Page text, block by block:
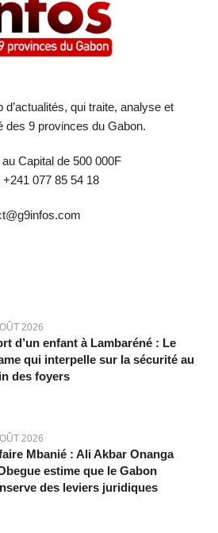
qui traite, analyse et
des 9 provinces du Gabon.
Capital de 500 000F
077 85 54 18
2026
d’un enfant à Lambaréné : Le
qui interpelle sur la sécurité au
des foyers
2026
Mbanié : Ali Akbar Onanga
estime que le Gabon
des leviers juridiques